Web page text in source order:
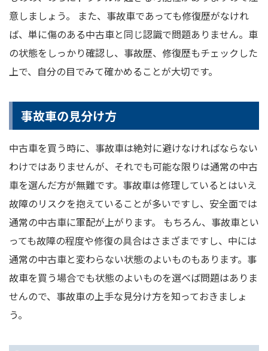
意しましょう。 また、事故車であっても修復歴がなけれ
ば、単に傷のある中古車と同じ認識で問題ありません。車
の状態をしっかり確認し、事故歴、修復歴もチェックした
上で、自分の目でみて確かめることが大切です。
事故車の見分け方
中古車を買う時に、事故車は絶対に避けなければならない
わけではありませんが、それでも可能な限りは通常の中古
車を選んだ方が無難です。事故車は修理しているとはいえ
故障のリスクを抱えていることが多いですし、安全面では
通常の中古車に軍配が上がります。 もちろん、事故車とい
っても故障の程度や修復の具合はさまざまですし、中には
通常の中古車と変わらない状態のよいものもあります。事
故車を買う場合でも状態のよいものを選べば問題はありま
せんので、事故車の上手な見分け方を知っておきましょ
う。